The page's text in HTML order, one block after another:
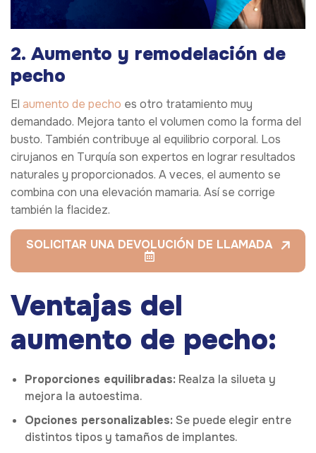
2. Aumento y remodelación de
pecho
El aumento de pecho es otro tratamiento muy
demandado. Mejora tanto el volumen como la forma del
busto. También contribuye al equilibrio corporal. Los
cirujanos en Turquía son expertos en lograr resultados
naturales y proporcionados. A veces, el aumento se
combina con una elevación mamaria. Así se corrige
también la flacidez.
SOLICITAR UNA DEVOLUCIÓN DE LLAMADA
Ventajas del
aumento de pecho:
Proporciones equilibradas: Realza la silueta y
mejora la autoestima.
Opciones personalizables: Se puede elegir entre
distintos tipos y tamaños de implantes.